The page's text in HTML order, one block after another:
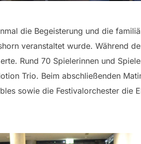
die Begeisterung und die
veranstaltet wurde. Während
Rund 70 Spielerinnen und
Trio. Beim abschließenden
sowie die Festivalorchester die